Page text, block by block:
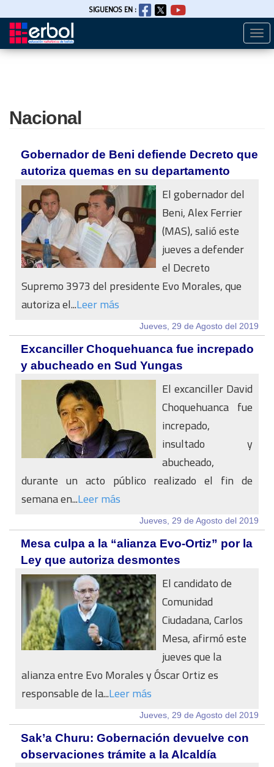
Pasar
SIGUENOS EN :
Nacional
Gobernador de Beni defiende Decreto que
autoriza quemas en su departamento
El gobernador del
Beni, Alex Ferrier
(MAS), salió este
jueves a defender
el Decreto
Supremo 3973 del presidente Evo Morales, que
autoriza el...Leer más
Jueves, 29 de Agosto del 2019
Excanciller Choquehuanca fue increpado
y abucheado en Sud Yungas
El excanciller David
Choquehuanca fue
increpado,
insultado y
abucheado,
durante un acto público realizado el fin de
semana en...Leer más
Jueves, 29 de Agosto del 2019
Mesa culpa a la “alianza Evo-Ortiz” por la
Ley que autoriza desmontes
El candidato de
Comunidad
Ciudadana, Carlos
Mesa, afirmó este
jueves que la
alianza entre Evo Morales y Óscar Ortiz es
responsable de la...Leer más
Jueves, 29 de Agosto del 2019
Sak’a Churu: Gobernación devuelve con
observaciones trámite a la Alcaldía